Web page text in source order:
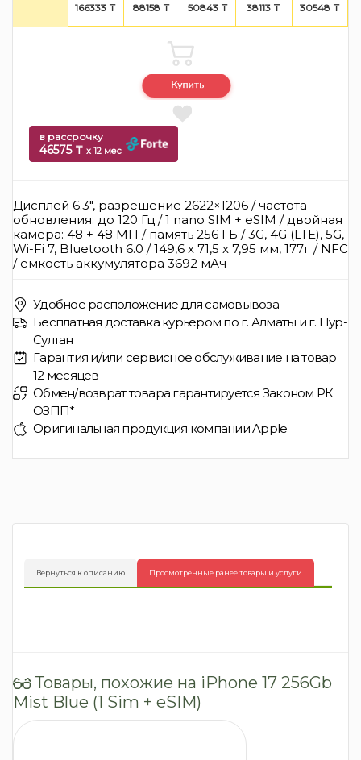
166333 ₸
88158 ₸ 50843 ₸ 38113 ₸ 30548 ₸
в рассрочку
46575 ₸ x 12 мес
Дисплей 6.3", разрешение 2622×1206 / частота
обновления: до 120 Гц / 1 nano SIM + eSIM / двойная
камера: 48 + 48 МП / память 256 ГБ / 3G, 4G (LTE), 5G,
Wi-Fi 7, Bluetooth 6.0 / 149,6 x 71,5 x 7,95 мм, 177г / NFC
/ емкость аккумулятора 3692 мАч
Удобное расположение для самовывоза
Бесплатная доставка курьером по г. Алматы и г. Нур-
Султан
Гарантия и/или сервисное обслуживание на товар
12 месяцев
Обмен/возврат товара гарантируется Законом РК
ОЗПП*
Оригинальная продукция компании Apple
Вернуться к описанию Просмотренные ранее товары и услуги
Товары, похожие на iPhone 17 256Gb
Mist Blue (1 Sim + eSIM)